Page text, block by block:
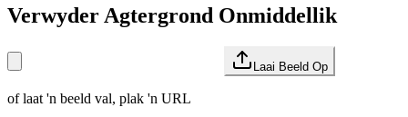
Verwyder Agtergrond Onmiddellik
Laai Beeld Op
of laat 'n beeld val, plak 'n URL